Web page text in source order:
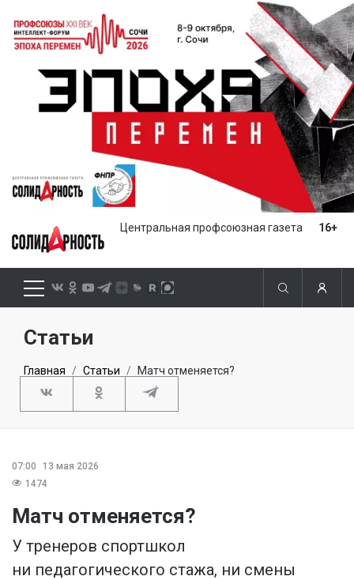
Центральная профсоюзная газета 16+
Статьи
Главная Статьи Матч отменяется?
07:00
13 мая 2026
1474
Матч отменяется?
У тренеров спортшкол
ни педагогического стажа, ни смены